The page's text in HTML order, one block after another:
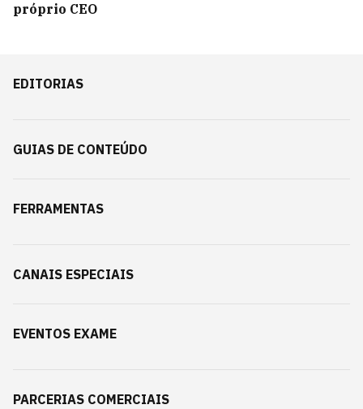
próprio CEO
EDITORIAS
GUIAS DE CONTEÚDO
FERRAMENTAS
CANAIS ESPECIAIS
EVENTOS EXAME
PARCERIAS COMERCIAIS